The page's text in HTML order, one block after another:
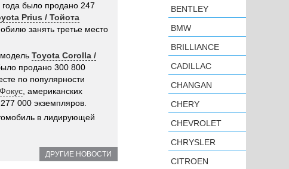
года было продано 247
Prius / Тойота
занять третье место
Toyota Corolla /
продано 300 800
по популярности
, американских
000 экземпляров.
в лидирующей
ДРУГИЕ НОВОСТИ
BENTLEY
BMW
BRILLIANCE
CADILLAC
CHANGAN
CHERY
CHEVROLET
CHRYSLER
CITROEN